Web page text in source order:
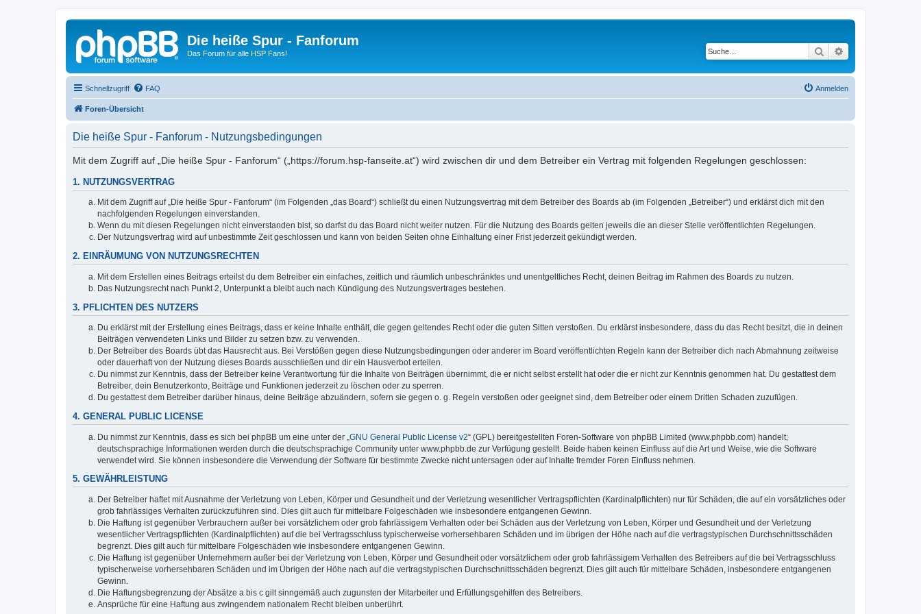
Die heiße Spur - Fanforum
Das Forum für alle HSP Fans! Suche
Schnellzugriff FAQ Anmelden
Foren-Übersicht
Die heiße Spur - Fanforum - Nutzungsbedingungen
Mit dem Zugriff auf „Die heiße Spur - Fanforum“ („https://forum.hsp-fanseite.at“) wird zwischen dir und dem Betreiber ein Vertrag mit folgenden Regelungen geschlossen:
1. NUTZUNGSVERTRAG
Mit dem Zugriff auf „Die heiße Spur - Fanforum“ (im Folgenden „das Board“) schließt du einen Nutzungsvertrag mit dem Betreiber des Boards ab (im Folgenden „Betreiber“) und erklärst dich mit den
nachfolgenden Regelungen einverstanden.
Wenn du mit diesen Regelungen nicht einverstanden bist, so darfst du das Board nicht weiter nutzen. Für die Nutzung des Boards gelten jeweils die an dieser Stelle veröffentlichten Regelungen.
Der Nutzungsvertrag wird auf unbestimmte Zeit geschlossen und kann von beiden Seiten ohne Einhaltung einer Frist jederzeit gekündigt werden.
2. EINRÄUMUNG VON NUTZUNGSRECHTEN
Mit dem Erstellen eines Beitrags erteilst du dem Betreiber ein einfaches, zeitlich und räumlich unbeschränktes und unentgeltliches Recht, deinen Beitrag im Rahmen des Boards zu nutzen.
Das Nutzungsrecht nach Punkt 2, Unterpunkt a bleibt auch nach Kündigung des Nutzungsvertrages bestehen.
3. PFLICHTEN DES NUTZERS
Du erklärst mit der Erstellung eines Beitrags, dass er keine Inhalte enthält, die gegen geltendes Recht oder die guten Sitten verstoßen. Du erklärst insbesondere, dass du das Recht besitzt, die in deinen
Beiträgen verwendeten Links und Bilder zu setzen bzw. zu verwenden.
Der Betreiber des Boards übt das Hausrecht aus. Bei Verstößen gegen diese Nutzungsbedingungen oder anderer im Board veröffentlichten Regeln kann der Betreiber dich nach Abmahnung zeitweise
oder dauerhaft von der Nutzung dieses Boards ausschließen und dir ein Hausverbot erteilen.
Du nimmst zur Kenntnis, dass der Betreiber keine Verantwortung für die Inhalte von Beiträgen übernimmt, die er nicht selbst erstellt hat oder die er nicht zur Kenntnis genommen hat. Du gestattest dem
Betreiber, dein Benutzerkonto, Beiträge und Funktionen jederzeit zu löschen oder zu sperren.
Du gestattest dem Betreiber darüber hinaus, deine Beiträge abzuändern, sofern sie gegen o. g. Regeln verstoßen oder geeignet sind, dem Betreiber oder einem Dritten Schaden zuzufügen.
4. GENERAL PUBLIC LICENSE
Du nimmst zur Kenntnis, dass es sich bei phpBB um eine unter der „ GNU General Public License v2“ (GPL) bereitgestellten Foren-Software von phpBB Limited (www.phpbb.com) handelt;
deutschsprachige Informationen werden durch die deutschsprachige Community unter www.phpbb.de zur Verfügung gestellt. Beide haben keinen Einfluss auf die Art und Weise, wie die Software
verwendet wird. Sie können insbesondere die Verwendung der Software für bestimmte Zwecke nicht untersagen oder auf Inhalte fremder Foren Einfluss nehmen.
5. GEWÄHRLEISTUNG
Der Betreiber haftet mit Ausnahme der Verletzung von Leben, Körper und Gesundheit und der Verletzung wesentlicher Vertragspflichten (Kardinalpflichten) nur für Schäden, die auf ein vorsätzliches oder
grob fahrlässiges Verhalten zurückzuführen sind. Dies gilt auch für mittelbare Folgeschäden wie insbesondere entgangenen Gewinn.
Die Haftung ist gegenüber Verbrauchern außer bei vorsätzlichem oder grob fahrlässigem Verhalten oder bei Schäden aus der Verletzung von Leben, Körper und Gesundheit und der Verletzung
wesentlicher Vertragspflichten (Kardinalpflichten) auf die bei Vertragsschluss typischerweise vorhersehbaren Schäden und im übrigen der Höhe nach auf die vertragstypischen Durchschnittsschäden
begrenzt. Dies gilt auch für mittelbare Folgeschäden wie insbesondere entgangenen Gewinn.
Die Haftung ist gegenüber Unternehmern außer bei der Verletzung von Leben, Körper und Gesundheit oder vorsätzlichem oder grob fahrlässigem Verhalten des Betreibers auf die bei Vertragsschluss
typischerweise vorhersehbaren Schäden und im Übrigen der Höhe nach auf die vertragstypischen Durchschnittsschäden begrenzt. Dies gilt auch für mittelbare Schäden, insbesondere entgangenen
Gewinn.
Die Haftungsbegrenzung der Absätze a bis c gilt sinngemäß auch zugunsten der Mitarbeiter und Erfüllungsgehilfen des Betreibers.
Ansprüche für eine Haftung aus zwingendem nationalem Recht bleiben unberührt.